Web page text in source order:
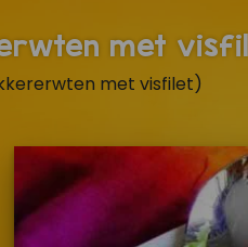
met
met visfilet)